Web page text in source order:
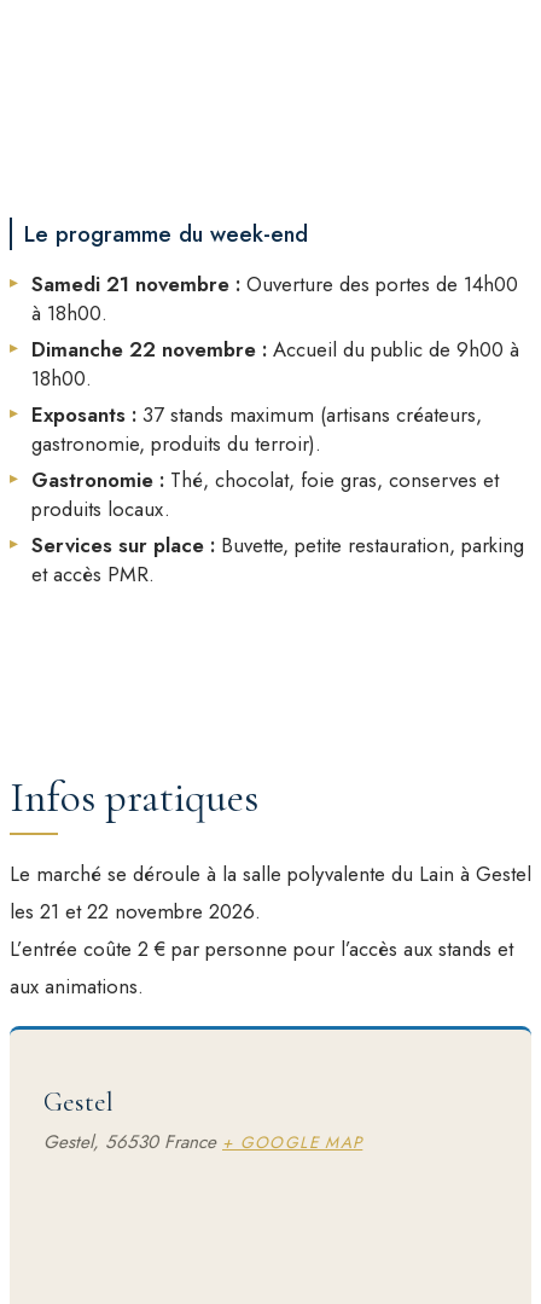
Le programme du week-end
Samedi 21 novembre : Ouverture des portes de 14h00
à 18h00.
Dimanche 22 novembre : Accueil du public de 9h00 à
18h00.
Exposants : 37 stands maximum (artisans créateurs,
gastronomie, produits du terroir).
Gastronomie : Thé, chocolat, foie gras, conserves et
produits locaux.
Services sur place : Buvette, petite restauration, parking
et accès PMR.
Infos pratiques
Le marché se déroule à la salle polyvalente du Lain à Gestel
les 21 et 22 novembre 2026.
L’entrée coûte 2 € par personne pour l’accès aux stands et
aux animations.
Gestel
Gestel, 56530 France + GOOGLE MAP